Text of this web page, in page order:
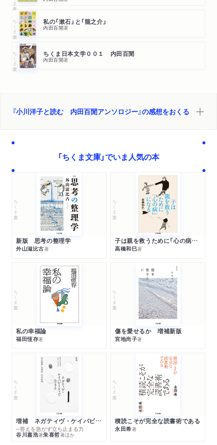
ちくま文庫 私の「漱石」と「龍之介」
内田百閒著
ちくま文庫 ちくま日本文学００１ 内田百閒
内田百閒著
『小川洋子と読む 内田百閒アンソロジー』の感想をおくる
「ちくま文庫」でいま人気の本
ちくま文庫
新版 思考の整理学
外山滋比古著
ちくま文庫
子は親を救うために「心の病」になる
高橋和巳著
ちくま文庫
私の幸福論
福田恆存著
ちくま文庫
傷を愛せるか 増補新版
宮地尚子著
ちくま文庫
増補 ネガティヴ・ケイパビリティで生きる
─答えを急がず立ち止まる力
谷川嘉浩著朱喜哲著ほか
ちくま文庫
積読こそが完全な読書術である
永田希著